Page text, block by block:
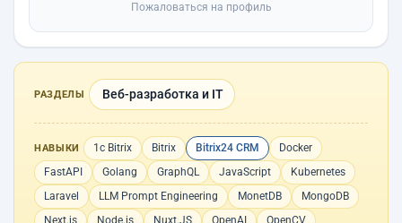
Пожаловаться на профиль
РАЗДЕЛЫ Веб-разработка и IT
НАВЫКИ 1с Bitrix Bitrix Bitrix24 CRM
Docker
FastAPI
Golang GraphQL JavaScript
Kubernetes
Laravel
LLM Prompt Engineering MonetDB
MongoDB
Next.js
Node.js Nuxt.JS OpenAI
OpenCV